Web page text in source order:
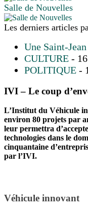
Salle de Nouvelles
Les derniers articles
Une Saint-
CULTURE -
POLITIQUE -
IVI – Le coup
L’Institut du Véhicule
environ 80 projets par
leur permettra
technologies dans le
cinquantaine
par l’IVI.
Véhicule innovant